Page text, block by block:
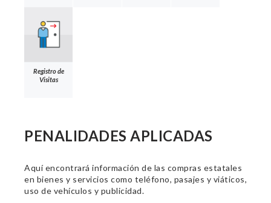
Registro de
Visitas
PENALIDADES APLICADAS
Aquí encontrará información de las compras estatales
en bienes y servicios como teléfono, pasajes y viáticos,
uso de vehículos y publicidad.